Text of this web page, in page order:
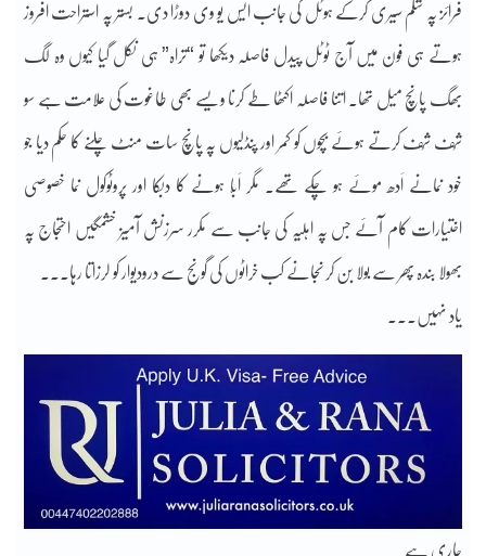
فرائز پہ شکم سیری کرکے ہوٹل کی جانب ایس یو وی دوڑا دی۔ بستر پہ استراحت افروز
ہوتے ہی فون میں آج ٹوٹل پیدل فاصلہ دیکھا تو “تراہ” ہی نکل گیا کیوں وہ لگ
بھگ پانچ میل تھا۔ اتنا فاصلہ اکٹھا طے کرنا ویسے بھی طاغوت کی علامت ہے سو
شُف شُف کرتے ہوئے بچوں کو کمر اور پنڈلیوں پہ پانچ سات منٹ چلنے کا حکم دیا جو
خود نمانے اَدھ موئے ہو چکے تھے۔ مگر اَبّا ہونے کا دبکا اور پروٹوکول نما خصوصی
اختیارات کام آئے جس پہ اہلیہ کی جانب سے مکرر سرزنش آمیز خشمگیں احتجاج پہ
بھولا بندہ پھر سے بولا بن کر نجانے کب خراٹوں کی گونج سے درودیوار کو لرزاتا رہا۔۔۔
یاد نہیں۔۔۔
جاری ہے